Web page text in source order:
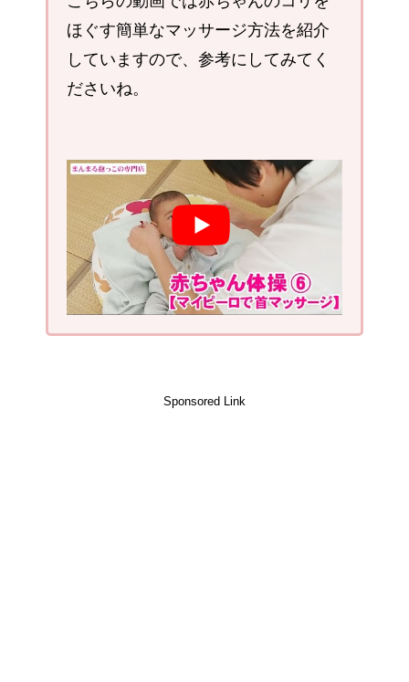
ほぐす簡単なマッサージ方法を紹介
していますので、参考にしてみてく
ださいね。
Sponsored Link